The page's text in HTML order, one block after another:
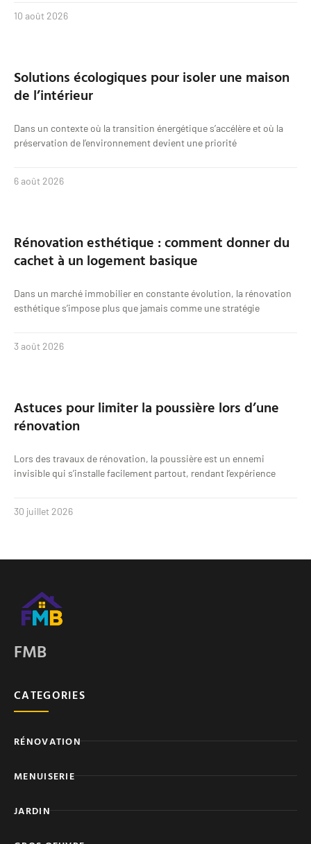
10 août 2026
Solutions écologiques pour isoler une maison
de l’intérieur
Dans un contexte où la transition énergétique s’accélère et où la
préservation de l’environnement devient une priorité
6 août 2026
Rénovation esthétique : comment donner du
cachet à un logement basique
Dans un marché immobilier en constante évolution, la rénovation
esthétique s’impose plus que jamais comme une stratégie
3 août 2026
Astuces pour limiter la poussière lors d’une
rénovation
Lors des travaux de rénovation, la poussière est un ennemi
invisible qui s’installe facilement partout, rendant l’expérience
30 juillet 2026
FMB
CATEGORIES
RÉNOVATION
MENUISERIE
JARDIN